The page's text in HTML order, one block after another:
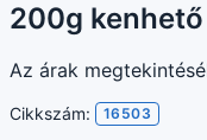
200g kenhető
Az árak
Cikkszám: 16503